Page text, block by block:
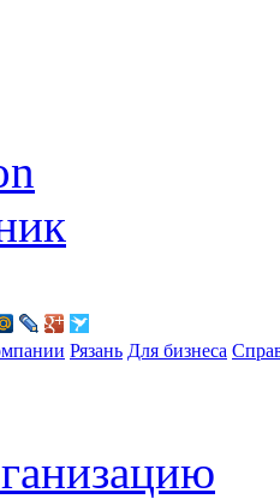
Рязань Для бизнеса